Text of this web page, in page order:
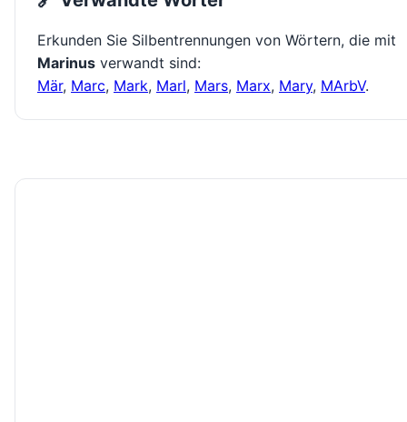
Erkunden Sie Silbentrennungen von Wörtern, die mit
Marinus verwandt sind:
Mär, Marc, Mark, Marl, Mars, Marx, Mary, MArbV.